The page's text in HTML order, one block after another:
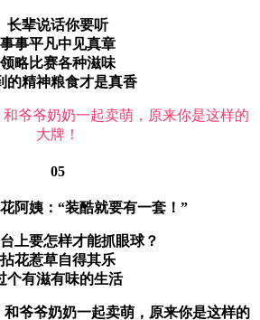
长辈说话你要听
事事平凡中见真章
领略比赛各种滋味
的精神粮食才是真香
05
阿姨：“装酷就要有一套！”
上要怎样才能抓眼球？
拈花惹草自得其乐
个有滋有味的生活